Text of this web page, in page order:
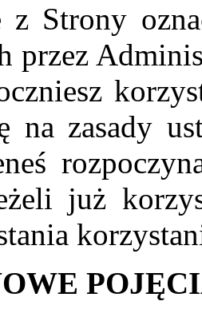
z Strony
przez
na zasady
już